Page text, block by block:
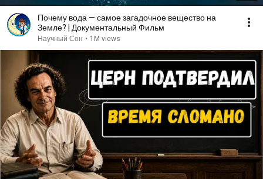
Почему вода — самое загадочное вещество на
Земле? | Документальный Фильм
Научный Сон • 1M views